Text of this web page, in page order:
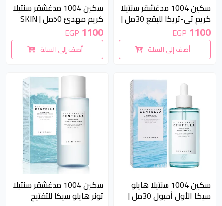
سكين 1004 مدغشقر سنتيلا
كريم تي-تريكا للبقع 30مل |
SKIN1004 Madagascar
Centella Tea-Trica Spot
Cream 30ml
1100
EGP
أضف إلى السلة
سكين 1004 مدغشقر سنتيلا
كريم مهدئ 50مل | SKIN
1004 Madagascar Centella
Soothing Cream 50ml
1100
EGP
أضف إلى السلة
سكين 1004 سنتيلا هايلو
سيكا الأول أمبول 30مل |
غير متوفر
سكين 1004 مدغشقر سنتيلا
تونر هايلو سيكا للتفتيح